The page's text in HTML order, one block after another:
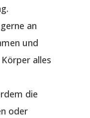
an
und
alles
die
oder